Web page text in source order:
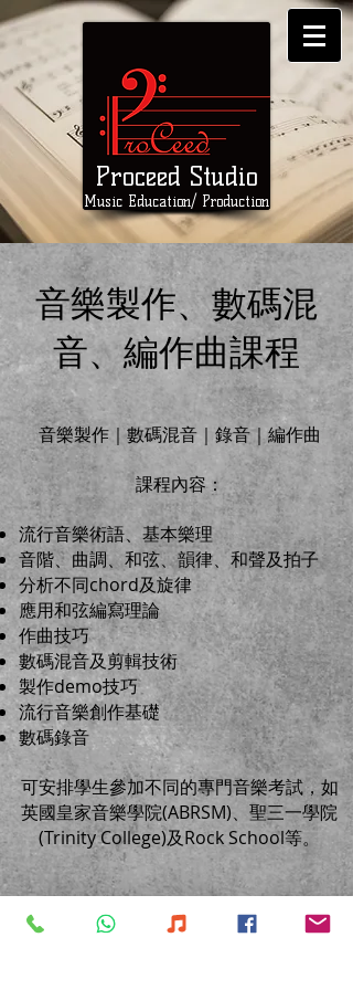
Proceed Studio
Music Education/ Production
音樂製作、數碼混
音、編作曲課程
音樂製作｜數碼混音｜錄音｜編作曲
課程內容：
流行音樂術語、基本樂理
音階、曲調、和弦、韻律、和聲及拍子
分析不同chord及旋律
應用和弦編寫理論
作曲技巧
數碼混音及剪輯技術
製作demo技巧
流行音樂創作基礎
數碼錄音
可安排學生參加不同的專門音樂考試，如​
英國皇家音樂學院(ABRSM)、聖三一學院
(Trinity College)及Rock School等。
立即查詢